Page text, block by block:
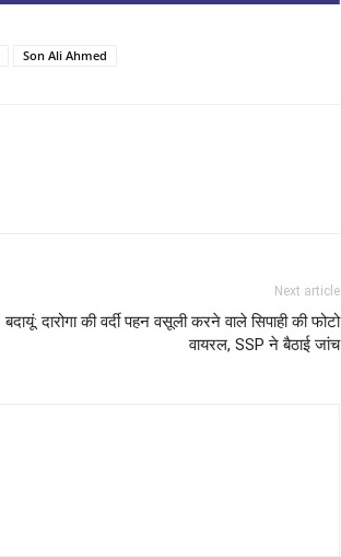
Son Ali Ahmed
Next article
बदायूं: दारोगा की वर्दी पहन वसूली करने वाले सिपाही की फोटो
वायरल, SSP ने बैठाई जांच